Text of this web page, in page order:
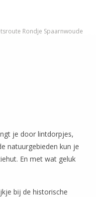
Rondje Spaarnwoude
je door lintdorpjes,
natuurgebieden kun je
En met wat geluk
bij de historische